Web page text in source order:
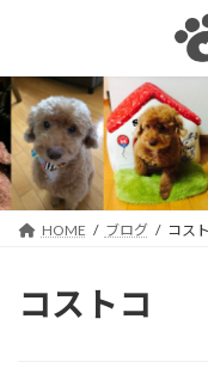
ン
ツ
ス
キ
ッ
ー
シ
ン
に
移
HOME ブログ コス
コストコ